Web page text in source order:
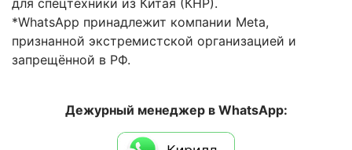
для спецтехники из Китая (КНР).
*WhatsApp принадлежит компании Meta,
признанной экстремистской организацией и
запрещённой в РФ.
Дежурный менеджер в WhatsApp: